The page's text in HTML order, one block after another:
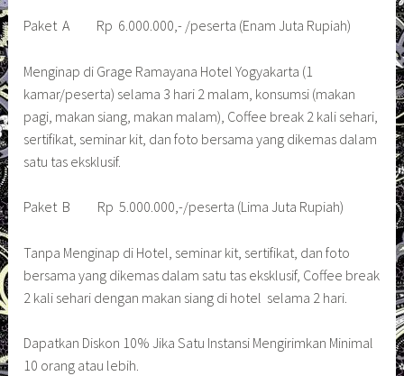
Paket A Rp 6.000.000,- /peserta (Enam Juta Rupiah)
Menginap di Grage Ramayana Hotel Yogyakarta (1
kamar/peserta) selama 3 hari 2 malam, konsumsi (makan
pagi, makan siang, makan malam), Coffee break 2 kali sehari,
sertifikat, seminar kit, dan foto bersama yang dikemas dalam
satu tas eksklusif.
Paket B Rp 5.000.000,-/peserta (Lima Juta Rupiah)
Tanpa Menginap di Hotel, seminar kit, sertifikat, dan foto
bersama yang dikemas dalam satu tas eksklusif, Coffee break
2 kali sehari dengan makan siang di hotel selama 2 hari.
Dapatkan Diskon 10% Jika Satu Instansi Mengirimkan Minimal
10 orang atau lebih.